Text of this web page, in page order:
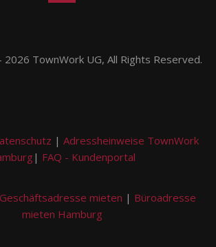
TownWork UG, All Rights Reserved.
| Adressheinweise TownWork
| FAQ - Kundenportal
mieten | Büroadresse
mieten Hamburg